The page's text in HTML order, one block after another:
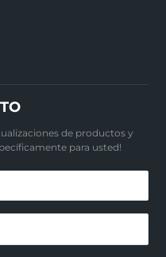
de productos y
para usted!